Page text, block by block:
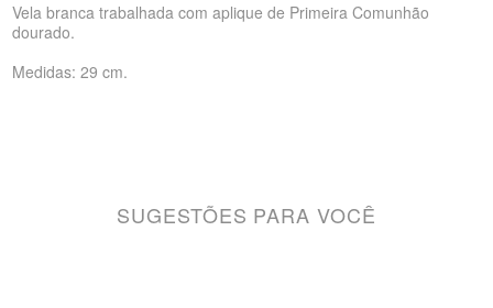
Vela branca trabalhada com aplique de Primeira Comunhão
dourado.
Medidas: 29 cm.
SUGESTÕES PARA VOCÊ